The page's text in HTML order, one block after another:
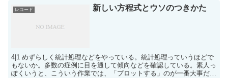
レコード 新しい方程式とウソのつきかた
4|1 めずらしく統計処理などをやっている。統計処理っていうほどで
もないか。多数の症例に目を通して傾向などを確認している。素人っ
ぽくいうと、こういう作業では、「プロットする」のが一番大事だな